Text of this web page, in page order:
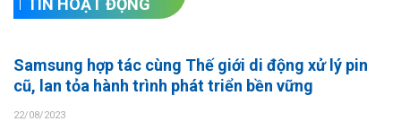
TIN HOẠT ĐỘNG
Samsung hợp tác cùng Thế giới di động xử lý pin
cũ, lan tỏa hành trình phát triển bền vững
22/08/2023